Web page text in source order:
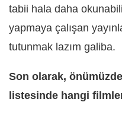
tabii hala daha
yapmaya çalışan
tutunmak lazım galiba.
Son olarak,
listesinde hangi